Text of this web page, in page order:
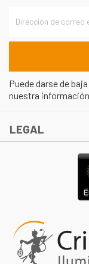
Puede darse de
nuestra
LEGAL